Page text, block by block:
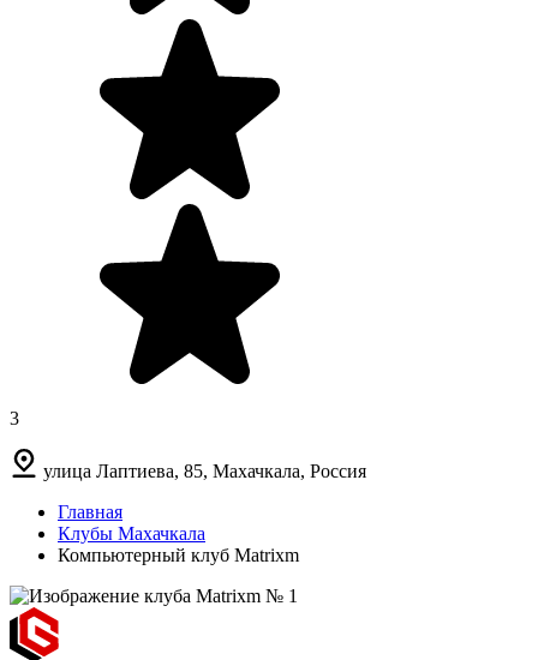
3
улица Лаптиева, 85, Махачкала, Россия
Главная
Клубы Махачкала
Компьютерный клуб Matrixm